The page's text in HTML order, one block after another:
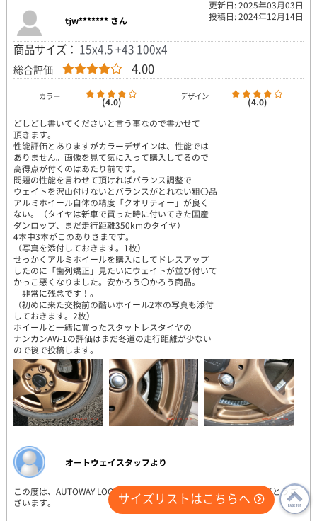
更新日: 2025年03月03日
投稿日: 2024年12月14日
tjw******* さん
商品サイズ： 15x4.5 +43 100x4
総合評価 4.00
カラー (4.0) デザイン
(4.0)
どしどし書いてくださいと言う事なので書かせて
頂きます。
性能評価とありますがカラーデザインは、性能では
ありません。画像を見て気に入って購入してるので
高得点が付くのはあたり前です。
問題の性能を言わせて頂ければバランス調整で
ウェイトを沢山付けないとバランスがとれない粗〇品
アルミホイール自体の精度「クオリティー」が良く
ない。（タイヤは新車で買った時に付いてきた国産
ダンロップ、まだ走行距離350kmのタイヤ）
4本中3本がこのありさまです。
（写真を添付しておきます。1枚）
せっかくアルミホイールを購入にしてドレスアップ
したのに「歯列矯正」見たいにウェイトが並び付いて
かっこ悪くなりました。安かろう〇かろう商品。
非常に残念です！。
（初めに来た交換前の酷いホイール2本の写真も添付
しておきます。2枚）
ホイールと一緒に買ったスタットレスタイヤの
ナンカンAW-1の評価はまだ冬道の走行距離が少ない
ので後で投稿します。
オートウェイスタッフより
この度は、AUTOWAY LOOPよりご注文いただきまして、誠にありがとうご
ざいます。
サイズリストはこちらへ